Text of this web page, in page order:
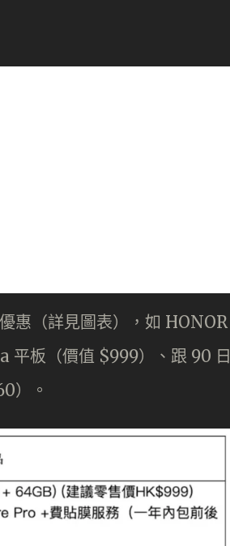
惠（詳見圖表），如 HONOR
平板（價值 $999）、跟 90 日
）。